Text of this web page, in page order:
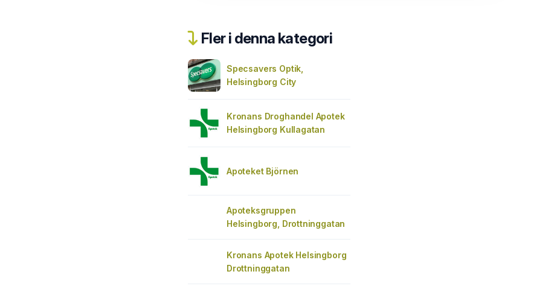
Fler i denna kategori
Specsavers Optik,
Helsingborg City
Kronans Droghandel Apotek
Helsingborg Kullagatan
Apoteket Björnen
Apoteksgruppen
Helsingborg, Drottninggatan
Kronans Apotek Helsingborg
Drottninggatan